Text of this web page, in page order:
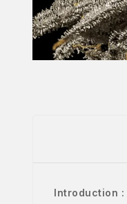
Introduction :